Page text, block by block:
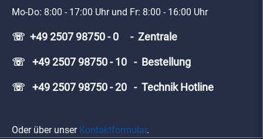
Mo-Do: 8:00 - 17:00 Uhr und Fr: 8:00 - 16:00 Uhr
☏ +49 2507 98750 - 0 - Zentrale
☏ +49 2507 98750 - 10 - Bestellung
☏ +49 2507 98750 - 20 - Technik Hotline
Oder über unser Kontaktformular.